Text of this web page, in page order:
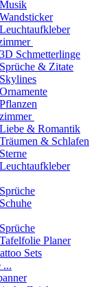
Musik
Wandsticker
Leuchtaufkleber
3D Schmetterlinge
Sprüche & Zitate
Skylines
Ornamente
Pflanzen
Liebe & Romantik
Träumen & Schlafen
Sterne
Leuchtaufkleber
Sprüche
Schuhe
Sprüche
Tafelfolie Planer
Sets
...